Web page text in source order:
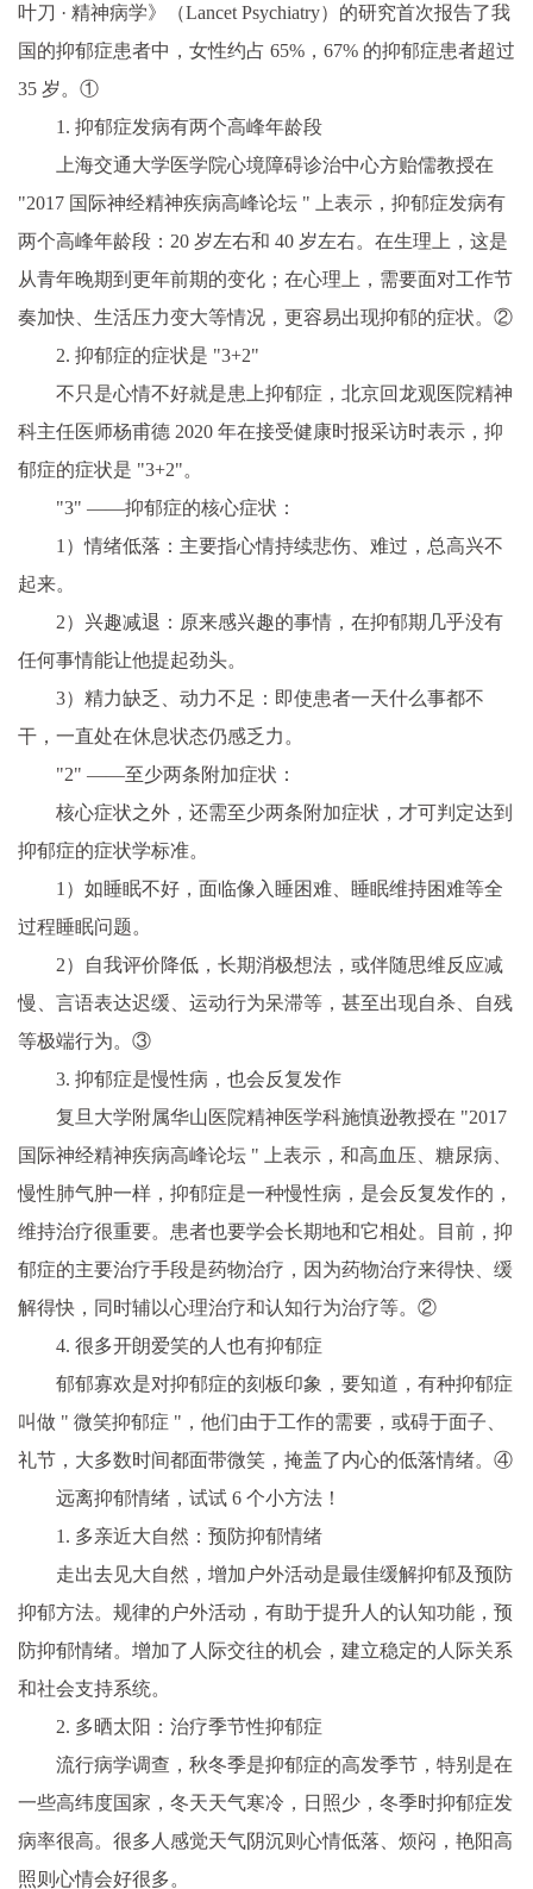
叶刀 · 精神病学》（Lancet Psychiatry）的研究首次报告了我
国的抑郁症患者中，女性约占 65%，67% 的抑郁症患者超过
35 岁。①
1. 抑郁症发病有两个高峰年龄段
上海交通大学医学院心境障碍诊治中心方贻儒教授在
"2017 国际神经精神疾病高峰论坛 " 上表示，抑郁症发病有
两个高峰年龄段：20 岁左右和 40 岁左右。在生理上，这是
从青年晚期到更年前期的变化；在心理上，需要面对工作节
奏加快、生活压力变大等情况，更容易出现抑郁的症状。②
2. 抑郁症的症状是 "3+2"
不只是心情不好就是患上抑郁症，北京回龙观医院精神
科主任医师杨甫德 2020 年在接受健康时报采访时表示，抑
郁症的症状是 "3+2"。
"3" ——抑郁症的核心症状：
1）情绪低落：主要指心情持续悲伤、难过，总高兴不
起来。
2）兴趣减退：原来感兴趣的事情，在抑郁期几乎没有
任何事情能让他提起劲头。
3）精力缺乏、动力不足：即使患者一天什么事都不
干，一直处在休息状态仍感乏力。
"2" ——至少两条附加症状：
核心症状之外，还需至少两条附加症状，才可判定达到
抑郁症的症状学标准。
1）如睡眠不好，面临像入睡困难、睡眠维持困难等全
过程睡眠问题。
2）自我评价降低，长期消极想法，或伴随思维反应减
慢、言语表达迟缓、运动行为呆滞等，甚至出现自杀、自残
等极端行为。③
3. 抑郁症是慢性病，也会反复发作
复旦大学附属华山医院精神医学科施慎逊教授在 "2017
国际神经精神疾病高峰论坛 " 上表示，和高血压、糖尿病、
慢性肺气肿一样，抑郁症是一种慢性病，是会反复发作的，
维持治疗很重要。患者也要学会长期地和它相处。目前，抑
郁症的主要治疗手段是药物治疗，因为药物治疗来得快、缓
解得快，同时辅以心理治疗和认知行为治疗等。②
4. 很多开朗爱笑的人也有抑郁症
郁郁寡欢是对抑郁症的刻板印象，要知道，有种抑郁症
叫做 " 微笑抑郁症 "，他们由于工作的需要，或碍于面子、
礼节，大多数时间都面带微笑，掩盖了内心的低落情绪。④
远离抑郁情绪，试试 6 个小方法！
1. 多亲近大自然：预防抑郁情绪
走出去见大自然，增加户外活动是最佳缓解抑郁及预防
抑郁方法。规律的户外活动，有助于提升人的认知功能，预
防抑郁情绪。增加了人际交往的机会，建立稳定的人际关系
和社会支持系统。
2. 多晒太阳：治疗季节性抑郁症
流行病学调查，秋冬季是抑郁症的高发季节，特别是在
一些高纬度国家，冬天天气寒冷，日照少，冬季时抑郁症发
病率很高。很多人感觉天气阴沉则心情低落、烦闷，艳阳高
照则心情会好很多。